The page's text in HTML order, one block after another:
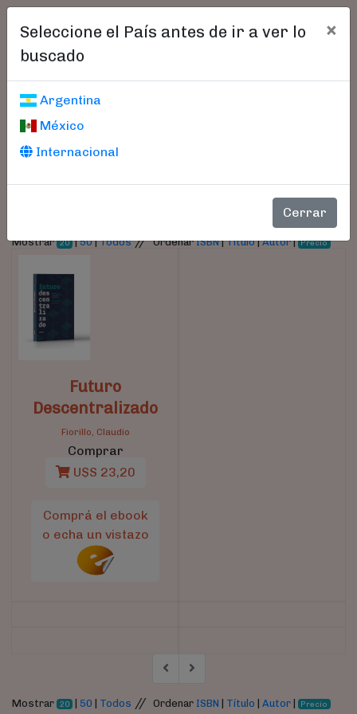
Seleccione el País antes de ir a ver lo
buscado
×
Argentina
México
Internacional
Cerrar
Libros encontrados
Parámetros
Mostrar 20 |50|Todos//OrdenarISBN|Título|Autor| Precio
Futuro
Descentralizado
Fiorillo, Claudio
Comprar
U$S 23,20
Comprá el ebook
o echa un vistazo
Mostrar 20 | 50 Todos // Ordenar ISBN Título Autor| Precio